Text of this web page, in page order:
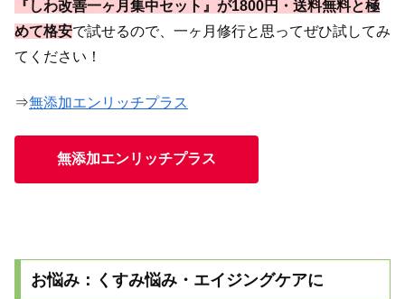
『しわ改善一ヶ月集中セット』が1800円・送料無料と極
めて格安で試せるので、一ヶ月修行と思ってぜひ試してみ
てください！
⇒無添加エンリッチプラス
無添加エンリッチプラス
お悩み：くすみ悩み・エイジングケアに